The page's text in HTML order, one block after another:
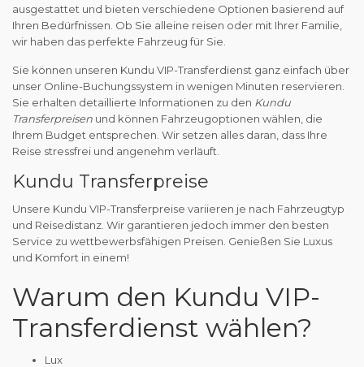
ausgestattet und bieten verschiedene Optionen basierend auf
Ihren Bedürfnissen. Ob Sie alleine reisen oder mit Ihrer Familie,
wir haben das perfekte Fahrzeug für Sie.
Sie können unseren Kundu VIP-Transferdienst ganz einfach über
unser Online-Buchungssystem in wenigen Minuten reservieren.
Sie erhalten detaillierte Informationen zu den Kundu
Transferpreisen und können Fahrzeugoptionen wählen, die
Ihrem Budget entsprechen. Wir setzen alles daran, dass Ihre
Reise stressfrei und angenehm verläuft.
Kundu Transferpreise
Unsere Kundu VIP-Transferpreise variieren je nach Fahrzeugtyp
und Reisedistanz. Wir garantieren jedoch immer den besten
Service zu wettbewerbsfähigen Preisen. Genießen Sie Luxus
und Komfort in einem!
Warum den Kundu VIP-
Transferdienst wählen?
Lux